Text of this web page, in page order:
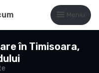
Meniu
în Timisoara,